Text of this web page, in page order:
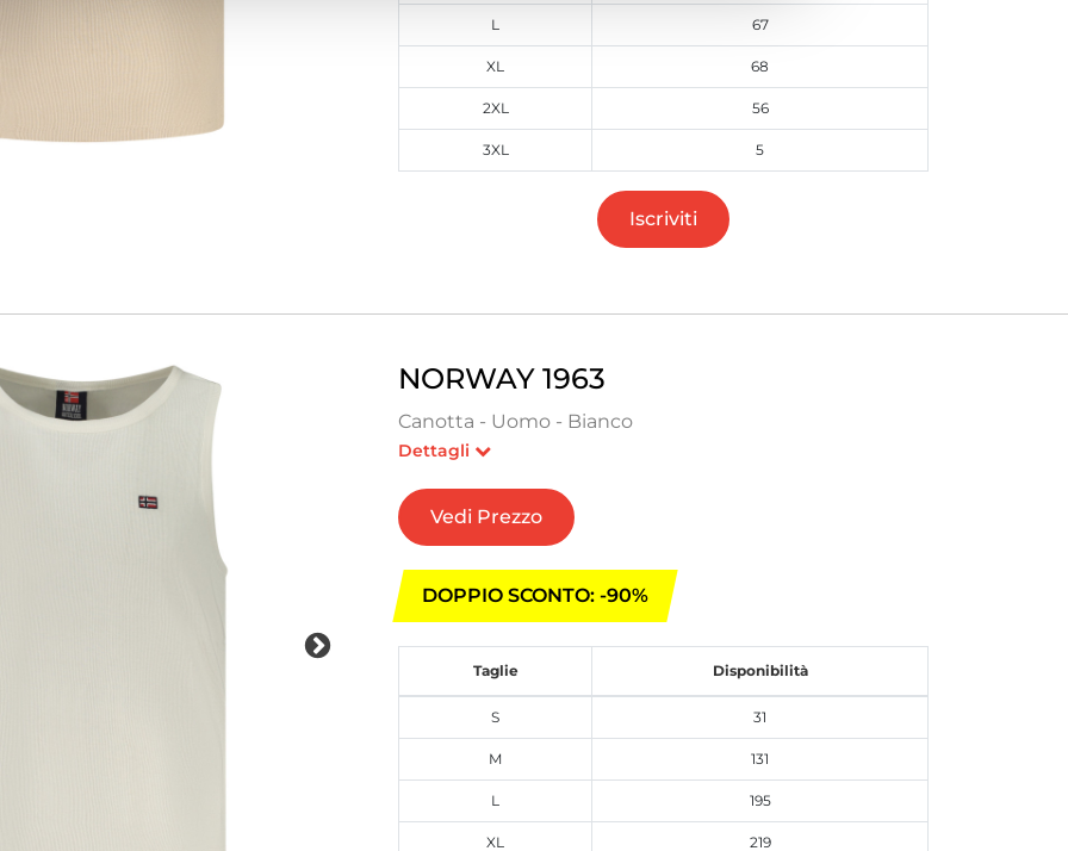
L 67
XL 68
2XL 56
3XL 5
Iscriviti
NORWAY 1963
Canotta - Uomo - Bianco
Dettagli
Vedi Prezzo
DOPPIO SCONTO: -90%
Taglie Disponibilità
S 31
M 131
L 195
XL 219